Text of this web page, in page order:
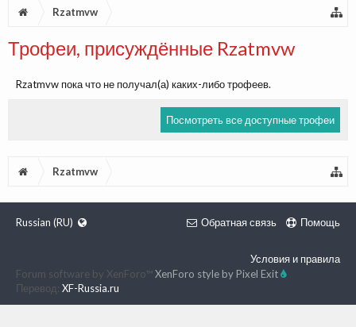
Rzatmvw
Трофеи, присуждённые Rzatmvw
Rzatmvw пока что не получал(а) каких-либо трофеев.
Посмотреть все доступные трофеи
Rzatmvw
Russian (RU) Обратная связь Помощь
Условия и правила
Forum software by XenForo™XenForo style by Pixel Exit
Перевод: XF-Russia.ru